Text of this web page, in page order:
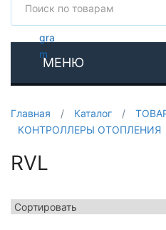
МЕНЮ
Главная / Каталог /
КОНТРОЛЛЕРЫ ОТОПЛЕНИЯ
RVL